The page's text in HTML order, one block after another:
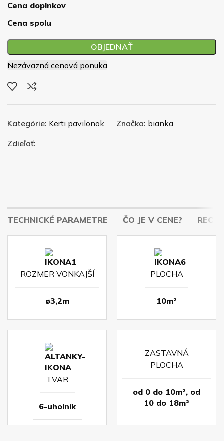
Cena doplnkov
Cena spolu
OBJEDNAŤ
Nezáväzná cenová ponuka
Kategórie: Kerti pavilonok Značka: bianka
Zdieľať:
TECHNICKÉ PARAMETRE ČO JE V CENE?
ROZMER VONKAJŠÍ
ø3,2m
PLOCHA
10m²
TVAR
6-uholník
ZASTAVNÁ
PLOCHA
od 0 do 10m², od
10 do 18m²